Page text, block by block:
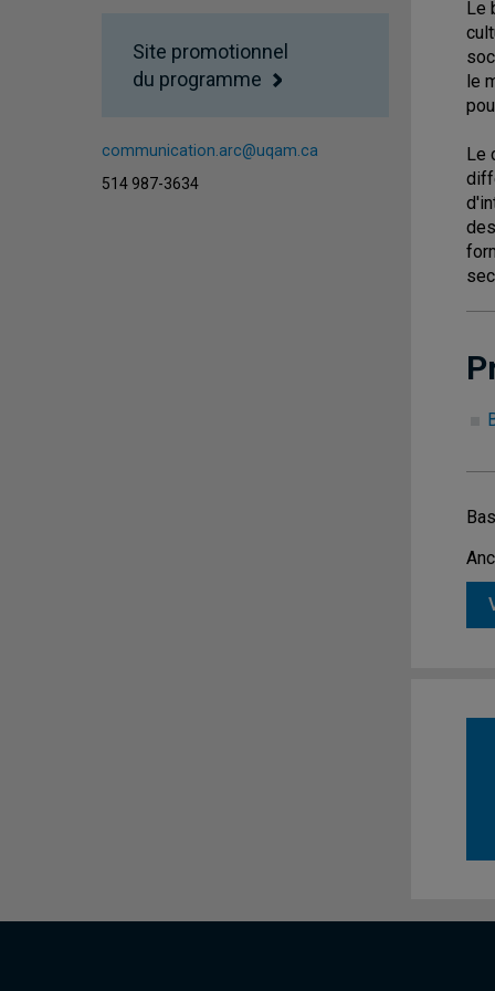
Site promotionnel
du programme
communication.arc@uqam.ca
514 987-3634
Le
le
Le